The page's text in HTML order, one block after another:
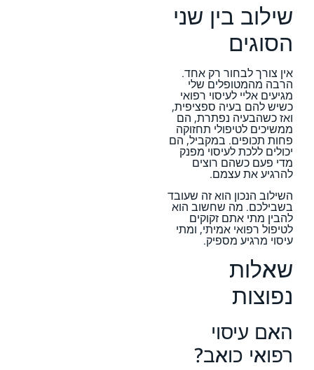
שילוב בין שני
הסוגים
אין צורך לבחור רק אחד.
הרבה מהמטופלים שלי
מגיעים אליי לעיסוי רפואי
כשיש להם בעיה ספציפית,
ואז כשהבעיה נפתרת, הם
ממשיכים לטיפולי תחזוקה
פחות תכופים. במקביל, הם
יכולים ללכת לעיסוי מפנק
מדי פעם כשהם רוצים
להרגיע את עצמם.
השילוב הנכון הוא זה שעובד
בשבילכם. מה שחשוב הוא
להבין מתי אתם זקוקים
לטיפול רפואי אמיתי, ומתי
עיסוי מרגיע מספיק.
שאלות
נפוצות
האם עיסוי
רפואי כואב?